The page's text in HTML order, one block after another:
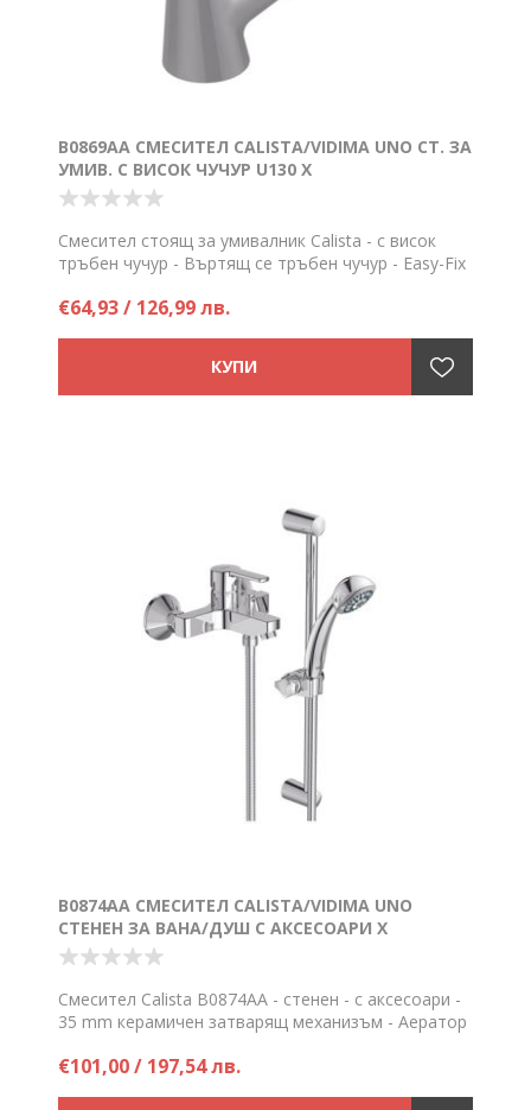
B0869AA СМЕСИТЕЛ CALISTA/VIDIMA UNO СТ. ЗА
УМИВ. С ВИСОК ЧУЧУР U130 Х
Смесител стоящ за умивалник Calista - с висок
тръбен чучур - Въртящ се тръбен чучур - Easy-Fix
Цена на брой
€64,93 / 126,99 лв.
B0874AA СМЕСИТЕЛ CALISTA/VIDIMA UNO
СТЕНЕН ЗА ВАНА/ДУШ С АКСЕСОАРИ Х
Смесител Calista B0874AA - стенен - с аксесоари -
35 mm керамичен затварящ механизъм - Аератор
Цена на брой
€101,00 / 197,54 лв.